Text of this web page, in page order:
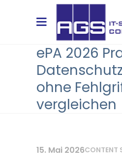
ePA 2026
Datenschutz
ohne
vergleichen
15. Mai 2026CONTENT